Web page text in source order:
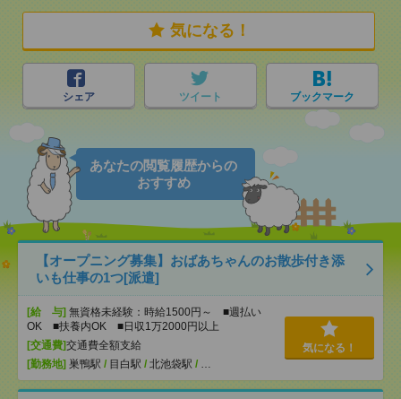
気になる！
シェア ツイート ブックマーク
あなたの閲覧履歴からの
おすすめ
【オープニング募集】おばあちゃんのお散歩付き添
いも仕事の1つ[派遣]
[給 与] 無資格未経験：時給1500円～ ■週払い
OK ■扶養内OK ■日収1万2000円以上
[交通費]交通費全額支給
[勤務地] 巣鴨駅 / 目白駅 / 北池袋駅 / …
気になる！